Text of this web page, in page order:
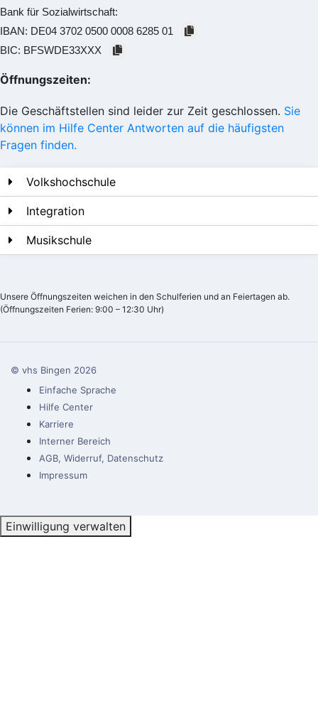
Bank für Sozialwirtschaft:
IBAN: DE04 3702 0500 0008 6285 01
BIC: BFSWDE33XXX
Öffnungszeiten:
Die Geschäftstellen sind leider zur Zeit geschlossen. Sie
können im Hilfe Center Antworten auf die häufigsten
Fragen finden.
Volkshochschule
Integration
Musikschule
Unsere Öffnungszeiten weichen in den Schulferien und an Feiertagen ab.
(Öffnungszeiten Ferien: 9:00 – 12:30 Uhr)
© vhs Bingen 2026
Einfache Sprache
Hilfe Center
Karriere
Interner Bereich
AGB, Widerruf, Datenschutz
Impressum
Einwilligung verwalten